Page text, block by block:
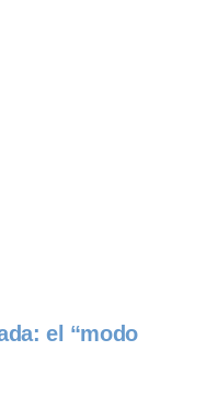
el “modo